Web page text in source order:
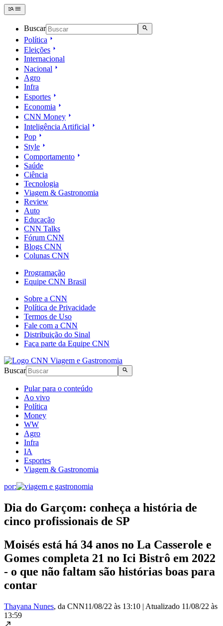
Buscar
Política
Eleições
Internacional
Nacional
Agro
Infra
Esportes
Economia
CNN Money
Inteligência Artificial
Pop
Style
Comportamento
Saúde
Ciência
Tecnologia
Viagem & Gastronomia
Review
Auto
Educação
CNN Talks
Fórum CNN
Blogs CNN
Colunas CNN
Programação
Equipe CNN Brasil
Sobre a CNN
Política de Privacidade
Termos de Uso
Fale com a CNN
Distribuição do Sinal
Faça parte da Equipe CNN
Buscar
Pular para o conteúdo
Ao vivo
Política
Money
WW
Agro
Infra
IA
Esportes
Viagem & Gastronomia
por:
Dia do Garçom: conheça a história de
cinco profissionais de SP
Moisés está há 34 anos no La Casserole e
Gomes completa 21 no Ici Bistrô em 2022
- o que não faltam são histórias boas para
contar
Thayana Nunes, da CNN11/08/22 às 13:10 | Atualizado 11/08/22 às
13:59